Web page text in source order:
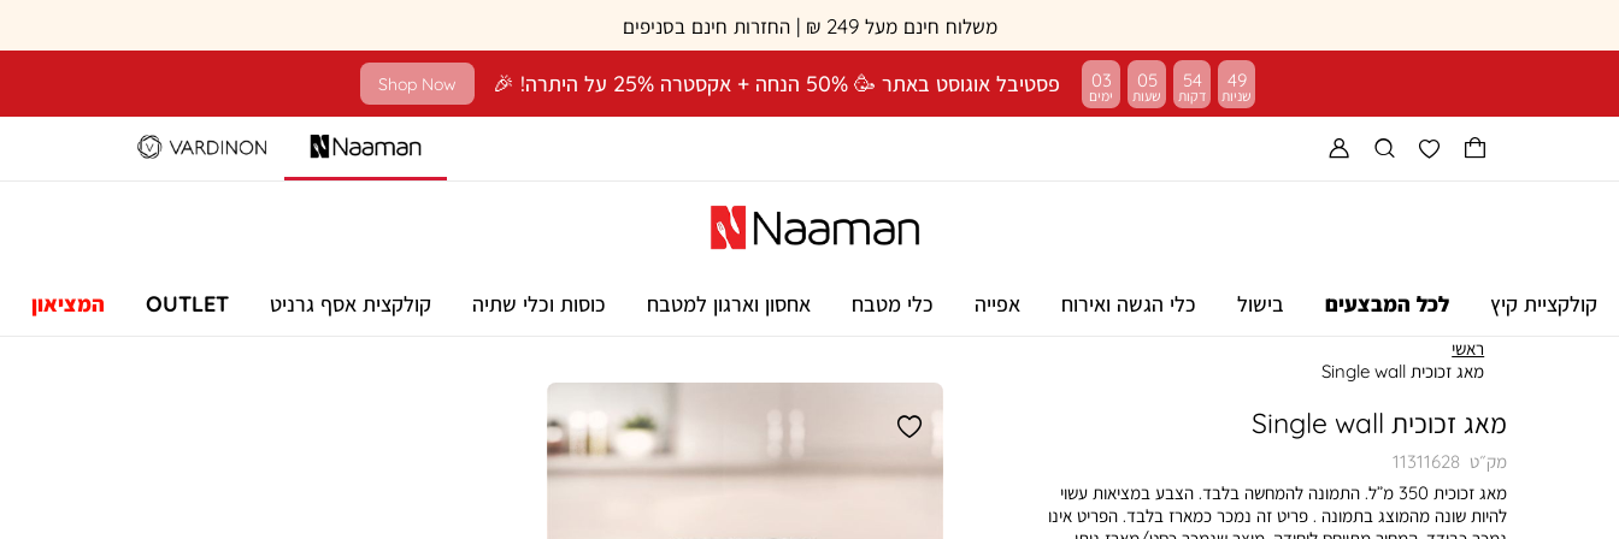
משלוח חינם מעל 249 ₪ | החזרות חינם בסניפים
פסטיבל אוגוסט באתר 🥳 50% הנחה + אקסטרה 25% על היתרה! 🎉 Shop Now 03 05 54 48
קולקציית קיץ לכל המבצעים בישול כלי הגשה ואירוח אפייה כלי מטבח אחסון וארגון למטבח כוסות וכלי שתיה קולקצית אסף גרניט OUTLET המציאון
ראשי
מאג זכוכית Single wall
מאג זכוכית Single wall
מק״ט 11311628
מאג זכוכית 350 מ”ל. התמונה להמחשה בלבד. הצבע במציאות עשוי
להיות שונה מהמוצג בתמונה . פריט זה נמכר כמארז בלבד. הפריט אינו